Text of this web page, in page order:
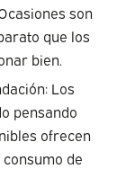
son
que los
bien.
Los
pensando
ofrecen
de